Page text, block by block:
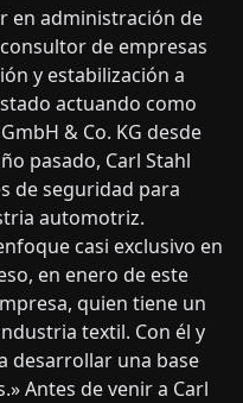
en administración de
de empresas
y estabilización a
actuando como
& Co. KG desde
pasado, Carl Stahl
de seguridad para
automotriz.
casi exclusivo en
en enero de este
quien tiene un
textil. Con él y
desarrollar una base
Antes de venir a Carl